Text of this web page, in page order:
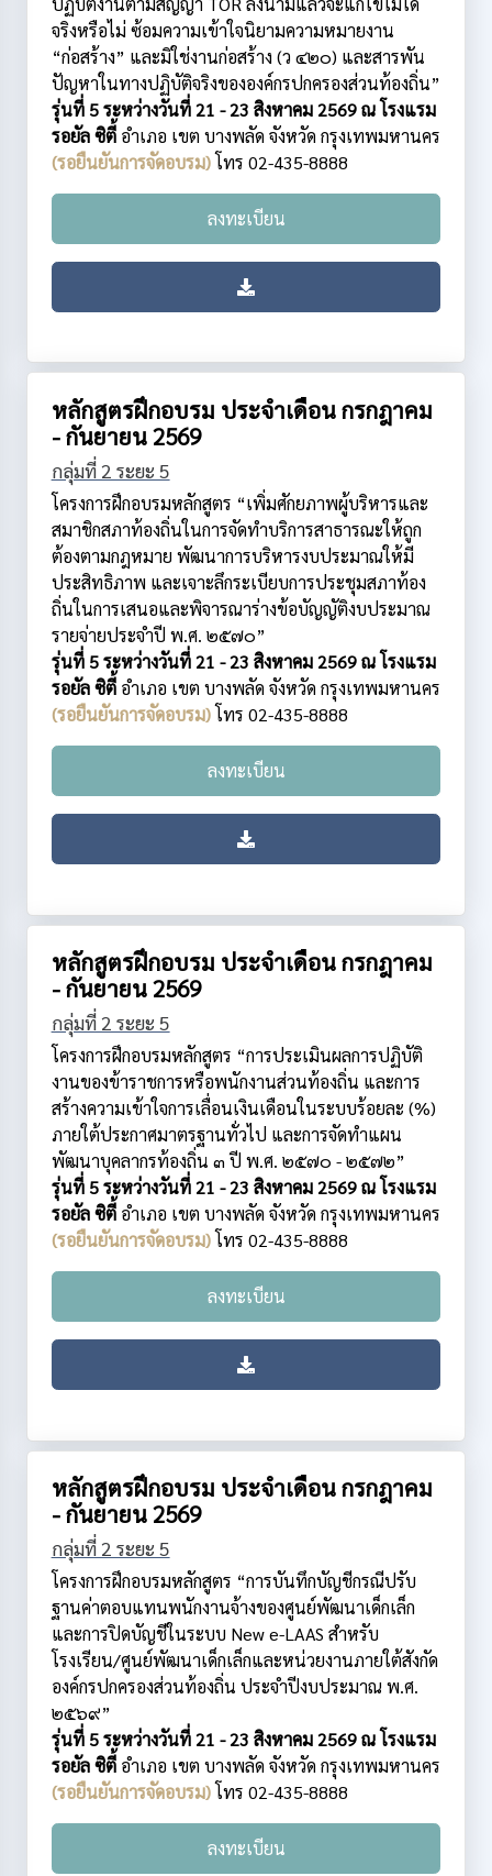
จริงหรือไม่ ซ้อมความเข้าใจนิยามความหมายงาน
“ก่อสร้าง” และมิใช่งานก่อสร้าง (ว ๔๒๐) และสารพัน
ปัญหาในทางปฏิบัติจริงขององค์กรปกครองส่วนท้องถิ่น”
รุ่นที่ 5 ระหว่างวันที่ 21 - 23 สิงหาคม 2569 ณ โรงแรม
รอยัล ซิตี้ อำเภอ เขต บางพลัด จังหวัด กรุงเทพมหานคร
(รอยืนยันการจัดอบรม)โทร 02-435-8888
ลงทะเบียน
หลักสูตรฝึกอบรม ประจำเดือน กรกฎาคม
- กันยายน 2569
กลุ่มที่ 2 ระยะ 5
โครงการฝึกอบรมหลักสูตร “เพิ่มศักยภาพผู้บริหารและ
สมาชิกสภาท้องถิ่นในการจัดทำบริการสาธารณะให้ถูก
ต้องตามกฎหมาย พัฒนาการบริหารงบประมาณให้มี
ประสิทธิภาพ และเจาะลึกระเบียบการประชุมสภาท้อง
ถิ่นในการเสนอและพิจารณาร่างข้อบัญญัติงบประมาณ
รายจ่ายประจำปี พ.ศ. ๒๕๗๐”
รุ่นที่ 5 ระหว่างวันที่ 21 - 23 สิงหาคม 2569 ณ โรงแรม
รอยัล ซิตี้ อำเภอ เขต บางพลัด จังหวัด กรุงเทพมหานคร
(รอยืนยันการจัดอบรม)โทร 02-435-8888
ลงทะเบียน
หลักสูตรฝึกอบรม ประจำเดือน กรกฎาคม
- กันยายน 2569
กลุ่มที่ 2 ระยะ 5
โครงการฝึกอบรมหลักสูตร “การประเมินผลการปฏิบัติ
งานของข้าราชการหรือพนักงานส่วนท้องถิ่น และการ
สร้างความเข้าใจการเลื่อนเงินเดือนในระบบร้อยละ (%)
ภายใต้ประกาศมาตรฐานทั่วไป และการจัดทำแผน
พัฒนาบุคลากรท้องถิ่น ๓ ปี พ.ศ. ๒๕๗๐ - ๒๕๗๒”
รุ่นที่ 5 ระหว่างวันที่ 21 - 23 สิงหาคม 2569 ณ โรงแรม
รอยัล ซิตี้ อำเภอ เขต บางพลัด จังหวัด กรุงเทพมหานคร
(รอยืนยันการจัดอบรม)โทร 02-435-8888
ลงทะเบียน
หลักสูตรฝึกอบรม ประจำเดือน กรกฎาคม
- กันยายน 2569
กลุ่มที่ 2 ระยะ 5
โครงการฝึกอบรมหลักสูตร “การบันทึกบัญชีกรณีปรับ
ฐานค่าตอบแทนพนักงานจ้างของศูนย์พัฒนาเด็กเล็ก
และการปิดบัญชีในระบบ New e-LAAS สำหรับ
โรงเรียน/ศูนย์พัฒนาเด็กเล็กและหน่วยงานภายใต้สังกัด
องค์กรปกครองส่วนท้องถิ่น ประจำปีงบประมาณ พ.ศ.
๒๕๖๙”
รุ่นที่ 5 ระหว่างวันที่ 21 - 23 สิงหาคม 2569 ณ โรงแรม
รอยัล ซิตี้ อำเภอ เขต บางพลัด จังหวัด กรุงเทพมหานคร
(รอยืนยันการจัดอบรม)โทร 02-435-8888
ลงทะเบียน